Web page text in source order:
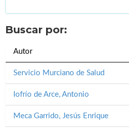
Buscar por:
Autor
Servicio Murciano de Salud
Iofrío de Arce, Antonio
Meca Garrido, Jesús Enrique